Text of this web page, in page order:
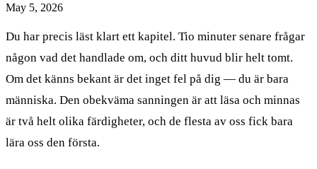
May 5, 2026
Du har precis läst klart ett kapitel. Tio minuter senare frågar
någon vad det handlade om, och ditt huvud blir helt tomt.
Om det känns bekant är det inget fel på dig — du är bara
människa. Den obekväma sanningen är att läsa och minnas
är två helt olika färdigheter, och de flesta av oss fick bara
lära oss den första.